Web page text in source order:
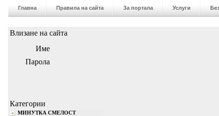
Главна Правила на сайта За портала Услуги
Влизане на сайта
Име
Парола
Категории
МИНУТКА СМЕЛОСТ